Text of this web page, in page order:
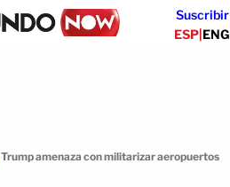
Suscribir
ESP|ENG
Trump amenaza con militarizar aeropuertos